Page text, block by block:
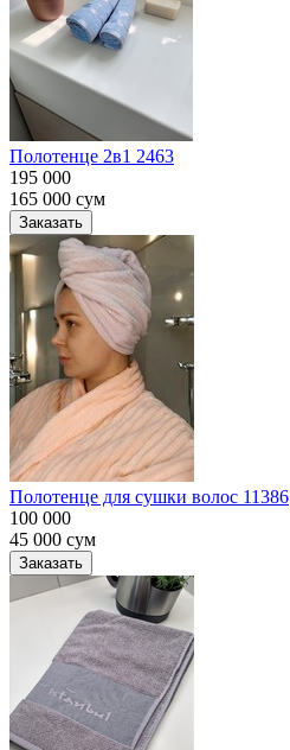
Полотенце 2в1 2463
195 000
165 000 сум
Заказать
Полотенце для сушки волос 11386
100 000
45 000 сум
Заказать